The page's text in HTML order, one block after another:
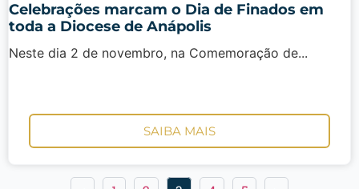
Celebrações marcam o Dia de Finados em
toda a Diocese de Anápolis
Neste dia 2 de novembro, na Comemoração de...
SAIBA MAIS